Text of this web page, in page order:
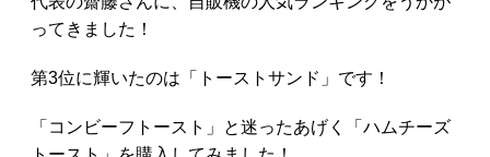
ってきました！
第3位に輝いたのは「トーストサンド」です！
「コンビーフトースト」と迷ったあげく「ハムチーズ